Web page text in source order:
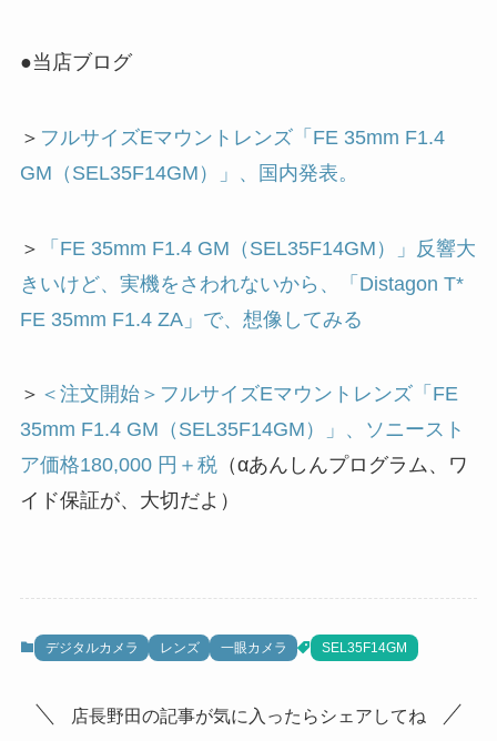
●当店ブログ
＞ フルサイズEマウントレンズ「FE 35mm F1.4
GM（SEL35F14GM）」、国内発表。
＞
「FE 35mm F1.4 GM（SEL35F14GM）」反響大
きいけど、実機をさわれないから、「Distagon T*
FE 35mm F1.4 ZA」で、想像してみる
＞ ＜注文開始＞フルサイズEマウントレンズ「FE
35mm F1.4 GM（SEL35F14GM）」、ソニースト
ア価格180,000 円＋税（αあんしんプログラム、ワ
イド保証が、大切だよ）
デジタルカメラ レンズ 一眼カメラ SEL35F14GM
店長野田の記事が気に入ったらシェアしてね